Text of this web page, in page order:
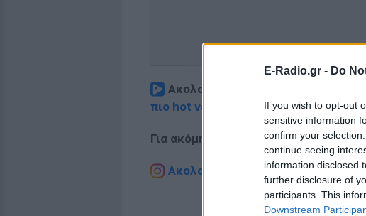
E-Radio.gr - Do
If you wish to opt-out
sensitive information
confirm your
continue seeing
information disclosed
further disclosure of
participants. This
Downstream
Ακολουθήστε το E-Radio.gr στο
πιο hot νέα
Για ακόμη περισσότερανέα, μπείτε
Ακολουθήστε το E-Radio.gr και